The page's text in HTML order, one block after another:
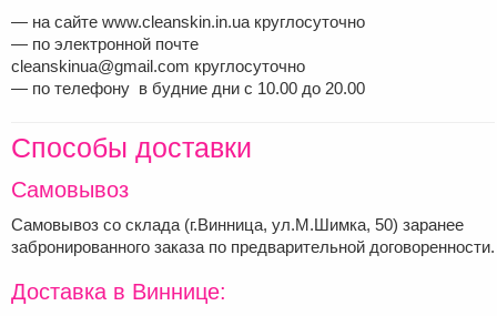
— на сайте www.cleanskin.in.ua круглосуточно
— по электронной почте
cleanskinua@gmail.com круглосуточно
— по телефону в будние дни с 10.00 до 20.00
Способы доставки
Самовывоз
Самовывоз со склада (г.Винница, ул.М.Шимка, 50) заранее
забронированного заказа по предварительной договоренности.
Доставка в Виннице: